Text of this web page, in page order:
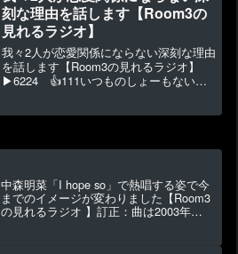
刻な理由を話します【Room3の
見れるラジオ】
我々2人が恋愛関係にならない深刻な理由
を話します【Room3の見れるラジオ】
▶6224 👍111いつものしょーもない話
中森明菜「I hope so」で熱唱する姿で今
までのイメージが変わりました【Room3
の見れるラジオ 】訂正：曲は2003年発